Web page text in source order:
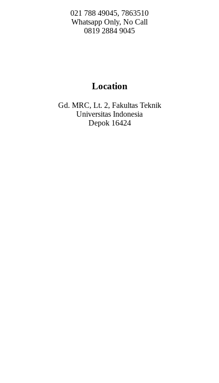
021 788 49045, 7863510
Whatsapp Only, No Call
0819 2884 9045
Location
Gd. MRC, Lt. 2, Fakultas Teknik
Universitas Indonesia
Depok 16424